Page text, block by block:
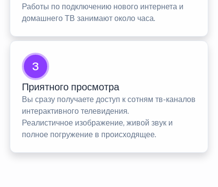
Работы по подключению нового интернета и
домашнего ТВ занимают около часа.
3
Приятного просмотра
Вы сразу получаете доступ к сотням тв-каналов
интерактивного телевидения.
Реалистичное изображение, живой звук и
полное погружение в происходящее.